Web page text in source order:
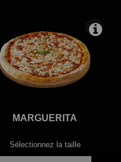
MARGUERITA
Sélectionnez la taille